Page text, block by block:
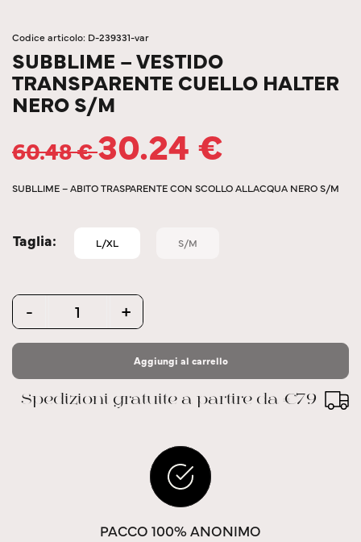
Codice articolo: D-239331-var
SUBBLIME – VESTIDO
TRANSPARENTE CUELLO HALTER
NERO S/M
60.48€30.24€
SUBLLIME – ABITO TRASPARENTE CON SCOLLO ALLACQUA NERO S/M
Taglia L/XL S/M
Quantity
- +
Aggiungi al carrello
Spedizioni gratuite a partire da €79
PACCO 100% ANONIMO